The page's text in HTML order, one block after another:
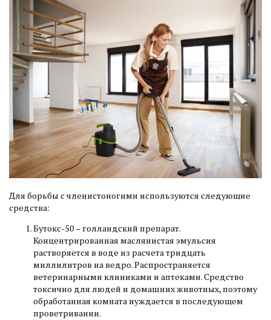
Для борьбы с членистоногими используются следующие
средства:
Бутокс-50 – голландский препарат.
Концентрированная маслянистая эмульсия
растворяется в воде из расчета тридцать
миллилитров на ведро. Распространяется
ветеринарными клиниками и аптеками. Средство
токсично для людей и домашних животных, поэтому
обработанная комната нуждается в последующем
проветривании.